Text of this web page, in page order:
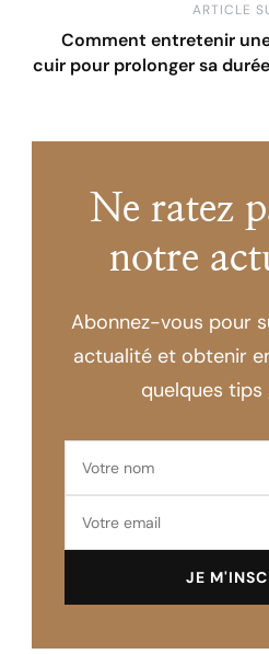
ARTICLE
Comment entretenir
cuir pour prolonger sa
Ne ratez
notre
Abonnez-vous pour
actualité et obtenir
quelques